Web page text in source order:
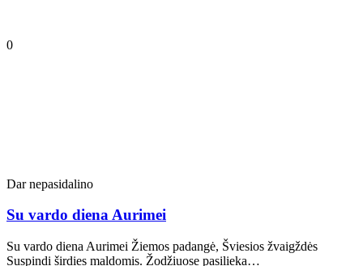
0
Dar nepasidalino
Su vardo diena Aurimei
Su vardo diena Aurimei Žiemos padangė, Šviesios žvaigždės
Suspindi širdies maldomis. Žodžiuose pasilieka…